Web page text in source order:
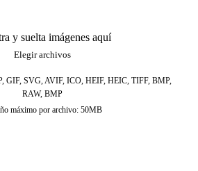
y suelta imágenes aquí
Elegir archivos
GIF, SVG, AVIF, ICO, HEIF, HEIC, TIFF, BMP,
RAW, BMP
máximo por archivo: 50MB